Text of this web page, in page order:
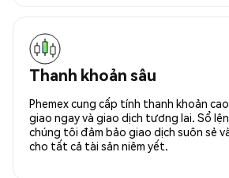
Thanh khoản sâu
Phemex cung cấp tính thanh khoản
giao ngay và giao dịch tương lai. Sổ
chúng tôi đảm bảo giao dịch suôn sẻ
cho tất cả tài sản niêm yết.